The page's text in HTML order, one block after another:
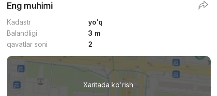
Eng muhimi
Kadastr
yo'q
Balandligi
3 m
qavatlar soni
2
Xaritada ko'rish